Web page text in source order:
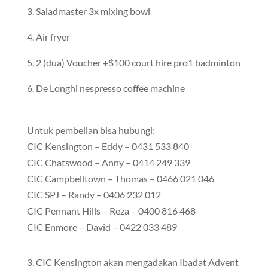
3. Saladmaster 3x mixing bowl
4. Air fryer
5. 2 (dua) Voucher +$100 court hire pro1 badminton
6. De Longhi nespresso coffee machine
Untuk pembelian bisa hubungi:
CIC Kensington – Eddy – 0431 533 840
CIC Chatswood – Anny – 0414 249 339
CIC Campbelltown – Thomas – 0466 021 046
CIC SPJ – Randy – 0406 232 012
CIC Pennant Hills – Reza – 0400 816 468
CIC Enmore – David – 0422 033 489
3. CIC Kensington akan mengadakan Ibadat Advent